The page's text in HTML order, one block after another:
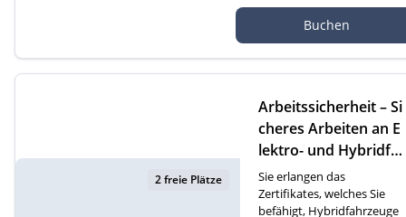
atte 1D, 6260 Reiden
Buchen
2 freie Plätze
Arbeitssicherheit – Si
cheres Arbeiten an E
lektro- und Hybridfa
hrzeugen (F)
Sie erlangen das
Zertifikates, welches Sie
befähigt, Hybridfahrzeuge